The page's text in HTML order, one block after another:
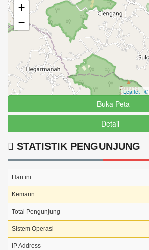
+
−
Leaflet |©
Buka Peta
Detail
STATISTIK PENGUNJUNG
Hari ini
Kemarin
Total Pengunjung
Sistem Operasi
IP Address